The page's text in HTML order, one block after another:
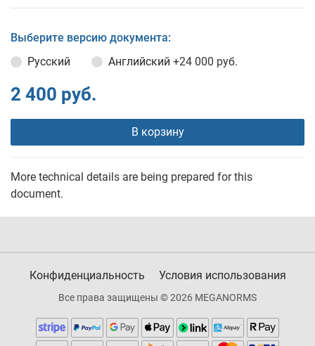
Выберите версию документа:
Русский
Английский +24 000 руб.
2 400 руб.
В корзину
More technical details are being prepared for this
document.
Конфиденциальность Условия использования
Все права защищены © 2026 MEGANORMS